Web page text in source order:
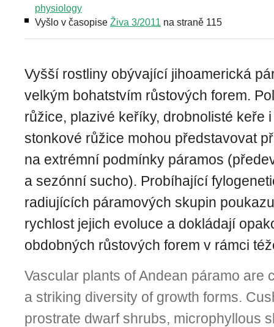
physiology
Vyšlo v časopise Živa 3/2011 na straně 115
Vyšší rostliny obývající jihoamerická
velkým bohatstvím růstových forem.
růžice, plazivé keříky, drobnolisté keře
stonkové růžice mohou představovat
na extrémní podmínky páramos
a sezónní sucho). Probíhající
radiujících páramových skupin
rychlost jejich evoluce a dokládají
obdobných růstových forem v rámci
Vascular plants of Andean páramo are
a striking diversity of growth forms.
prostrate dwarf shrubs, microphyllous